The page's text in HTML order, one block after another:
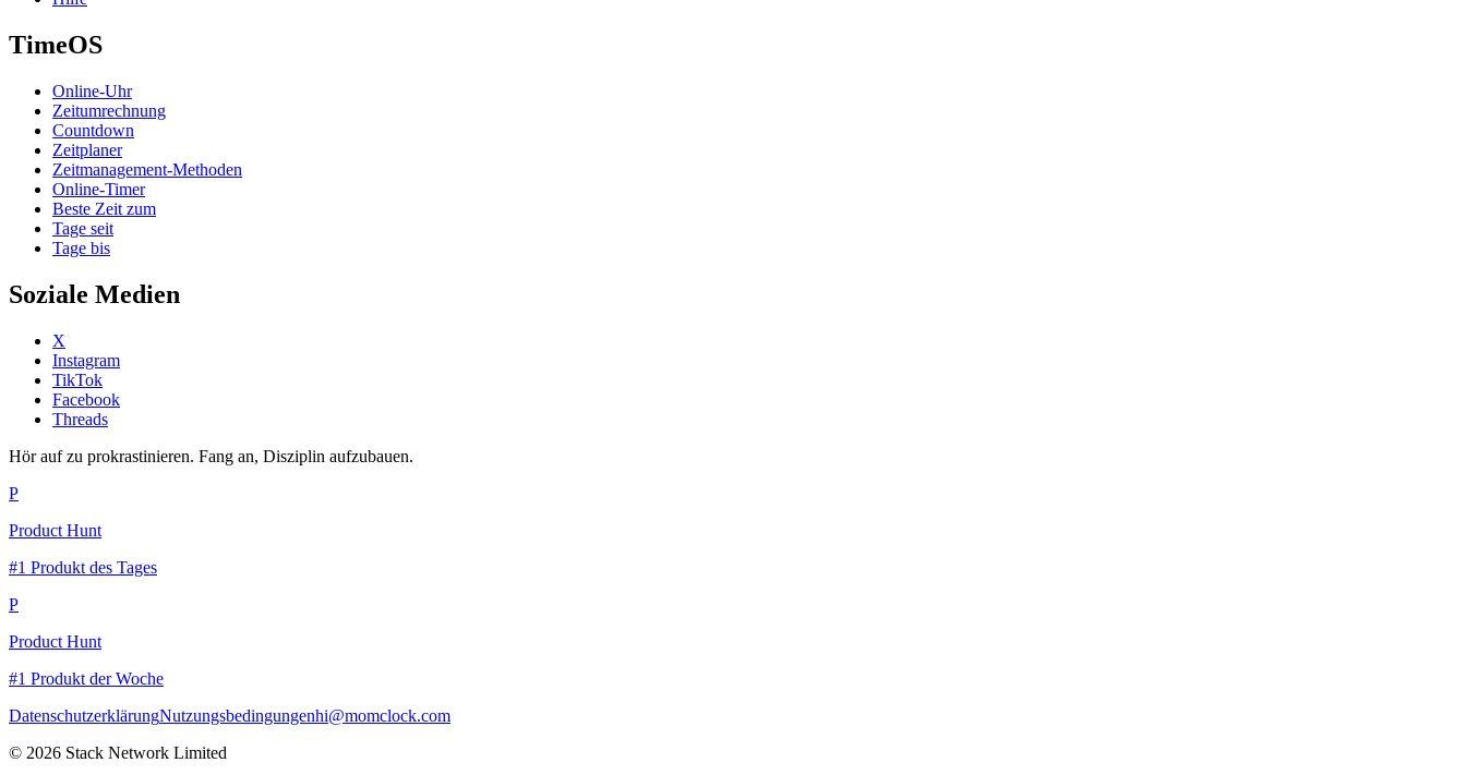
TimeOS
Online-Uhr
Zeitumrechnung
Countdown
Zeitplaner
Zeitmanagement-Methoden
Online-Timer
Beste Zeit zum
Tage seit
Tage bis
Soziale Medien
X
Instagram
TikTok
Facebook
Threads
Hör auf zu prokrastinieren. Fang an, Disziplin aufzubauen.
P
Product Hunt
#1 Produkt des Tages
P
Product Hunt
#1 Produkt der Woche
DatenschutzerklärungNutzungsbedingungenhi@momclock.com
© 2026 Stack Network Limited